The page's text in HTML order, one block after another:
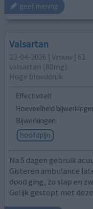
geef mening
Valsartan
23-04-2026 | Vrouw | 61
valsartan (80mg)
Hoge bloeddruk
Effectiviteit
Hoeveelheid
Bijwerkingen
hoofdpijn
Na 5 dagen gebruik
Gisteren ambulance
dood ging, zo slap en
Gelijk gestopt met